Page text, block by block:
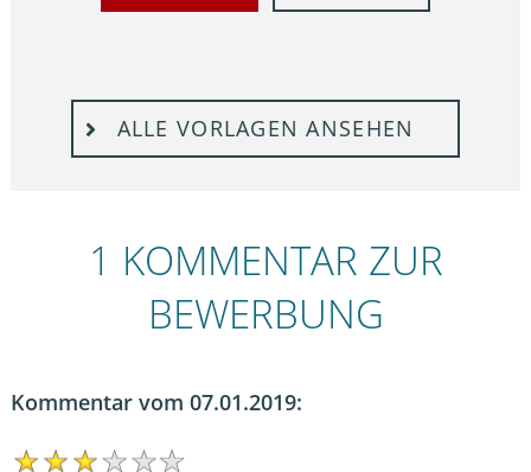
ALLE VORLAGEN ANSEHEN
1 KOMMENTAR ZUR
BEWERBUNG
Kommentar vom 07.01.2019: